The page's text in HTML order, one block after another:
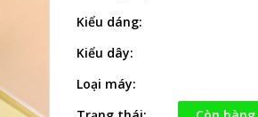
Kiểu dáng:
Kiểu dây:
Loại máy: